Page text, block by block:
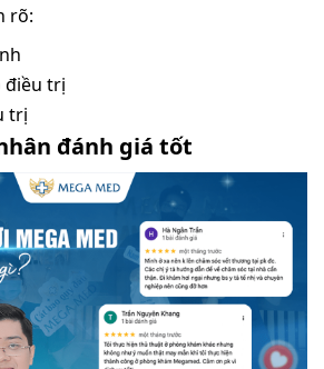
rõ:
điều trị
trị
đánh giá tốt